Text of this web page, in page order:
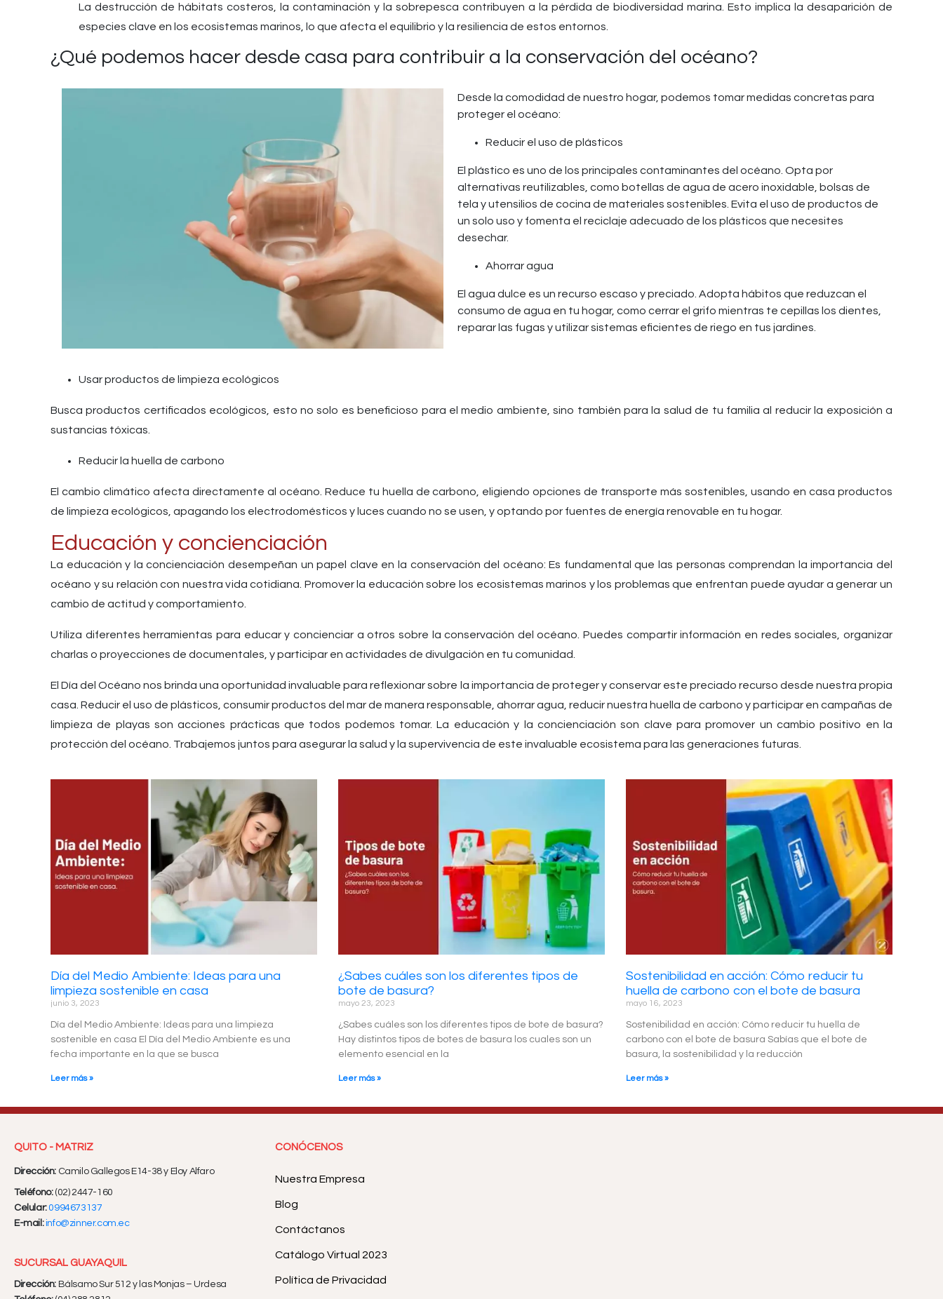
La destrucción de hábitats costeros, la contaminación y la sobrepesca contribuyen a la pérdida de biodiversidad marina. Esto implica la desaparición de
especies clave en los ecosistemas marinos, lo que afecta el equilibrio y la resiliencia de estos entornos.
¿Qué podemos hacer desde casa para contribuir a la conservación del océano?
Desde la comodidad de nuestro hogar, podemos tomar medidas concretas para
proteger el océano:
Reducir el uso de plásticos
El plástico es uno de los principales contaminantes del océano. Opta por
alternativas reutilizables, como botellas de agua de acero inoxidable, bolsas de
tela y utensilios de cocina de materiales sostenibles. Evita el uso de productos de
un solo uso y fomenta el reciclaje adecuado de los plásticos que necesites
desechar.
Ahorrar agua
El agua dulce es un recurso escaso y preciado. Adopta hábitos que reduzcan el
consumo de agua en tu hogar, como cerrar el grifo mientras te cepillas los dientes,
reparar las fugas y utilizar sistemas eficientes de riego en tus jardines.
Usar productos de limpieza ecológicos
Busca productos certificados ecológicos, esto no solo es beneficioso para el medio ambiente, sino también para la salud de tu familia al reducir la exposición a
sustancias tóxicas.
Reducir la huella de carbono
El cambio climático afecta directamente al océano. Reduce tu huella de carbono, eligiendo opciones de transporte más sostenibles, usando en casa productos
de limpieza ecológicos, apagando los electrodomésticos y luces cuando no se usen, y optando por fuentes de energía renovable en tu hogar.
Educación y concienciación
La educación y la concienciación desempeñan un papel clave en la conservación del océano:Es fundamental que las personas comprendan la importancia del
océano y su relación con nuestra vida cotidiana. Promover la educación sobre los ecosistemas marinos y los problemas que enfrentan puede ayudar a generar un
cambio de actitud y comportamiento.
Utiliza diferentes herramientas para educar y concienciar a otros sobre la conservación del océano. Puedes compartir información en redes sociales, organizar
charlas o proyecciones de documentales, y participar en actividades de divulgación en tu comunidad.
El Día del Océano nos brinda una oportunidad invaluable para reflexionar sobre la importancia de proteger y conservar este preciado recurso desde nuestra propia
casa. Reducir el uso de plásticos, consumir productos del mar de manera responsable, ahorrar agua, reducir nuestra huella de carbono y participar en campañas de
limpieza de playas son acciones prácticas que todos podemos tomar. La educación y la concienciación son clave para promover un cambio positivo en la
protección del océano. Trabajemos juntos para asegurar la salud y la supervivencia de este invaluable ecosistema para las generaciones futuras.
Día del Medio Ambiente: Ideas para una
limpieza sostenible en casa
junio 3, 2023
Día del Medio Ambiente: Ideas para una limpieza
sostenible en casa El Día del Medio Ambiente es una
fecha importante en la que se busca
Leer más »
¿Sabes cuáles son los diferentes tipos de
bote de basura?
mayo 23, 2023
¿Sabes cuáles son los diferentes tipos de bote de basura?
Hay distintos tipos de botes de basura los cuales son un
elemento esencial en la
Leer más »
Sostenibilidad en acción: Cómo reducir tu
huella de carbono con el bote de basura
mayo 16, 2023
Sostenibilidad en acción: Cómo reducir tu huella de
carbono con el bote de basura Sabías que el bote de
basura, la sostenibilidad y la reducción
Leer más »
QUITO - MATRIZ
Dirección: Camilo Gallegos E14-38 y Eloy Alfaro
Teléfono:(02) 2447-160
Celular:0994673137
E-mail:info@zinner.com.ec
SUCURSAL GUAYAQUIL
Dirección: Bálsamo Sur 512 y las Monjas – Urdesa
CONÓCENOS
Nuestra Empresa
Blog
Contáctanos
Catálogo Virtual 2023
Política de Privacidad